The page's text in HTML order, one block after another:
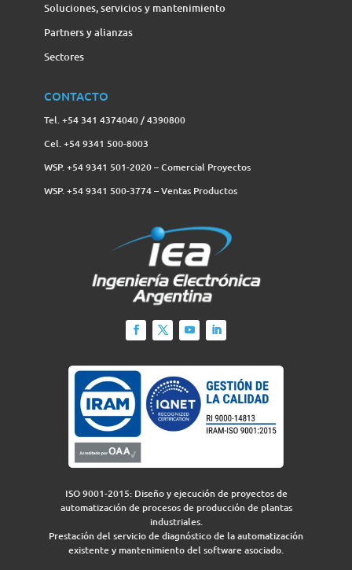
Soluciones, servicios y mantenimiento
Partners y alianzas
Sectores
CONTACTO
Tel. +54 341 4374040 / 4390800
Cel. +54 9341 500-8003
WSP. +54 9341 501-2020 – Comercial Proyectos
WSP. +54 9341 500-3774‬ – Ventas Productos
ISO 9001-2015: Diseño y ejecución de proyectos de
automatización de procesos de producción de plantas
industriales.
Prestación del servicio de diagnóstico de la automatización
existente y mantenimiento del software asociado.